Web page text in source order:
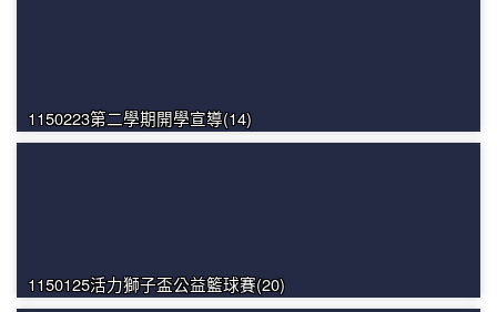
1150223第二學期開學宣導(14)
1150125活力獅子盃公益籃球賽(20)